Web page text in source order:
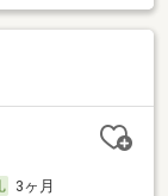
3ヶ月